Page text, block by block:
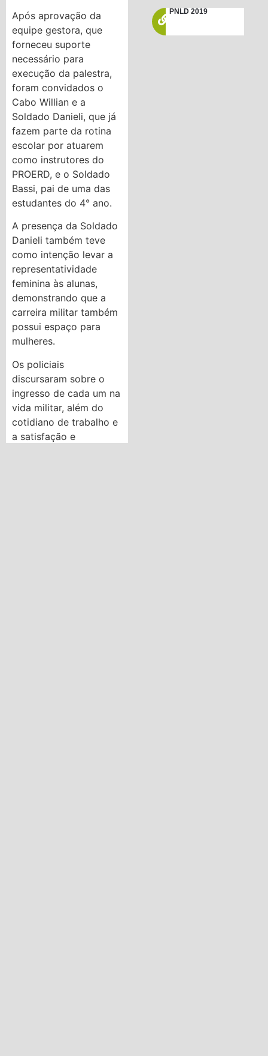
Após aprovação da
equipe gestora, que
forneceu suporte
necessário para
execução da palestra,
foram convidados o
Cabo Willian e a
Soldado Danieli, que já
fazem parte da rotina
escolar por atuarem
como instrutores do
PROERD, e o Soldado
Bassi, pai de uma das
estudantes do 4° ano.
A presença da Soldado
Danieli também teve
como intenção levar a
representatividade
feminina às alunas,
demonstrando que a
carreira militar também
possui espaço para
mulheres.
Os policiais
discursaram sobre o
ingresso de cada um na
vida militar, além do
cotidiano de trabalho e
a satisfação e
PNLD 2019